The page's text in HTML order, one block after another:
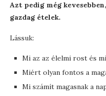
Azt pedig még
gazdag ételek.
Lássuk:
Mi az az élelmi rost és
Miért olyan fontos a
Mi számít magasnak a